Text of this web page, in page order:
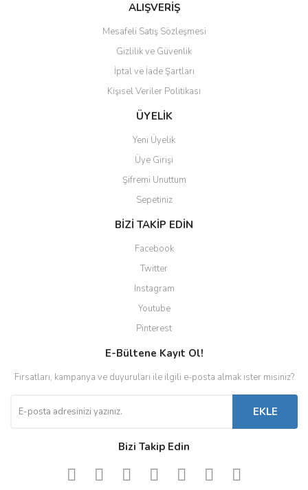
ALIŞVERİŞ
Mesafeli Satış Sözleşmesi
Gizlilik ve Güvenlik
İptal ve İade Şartları
Kişisel Veriler Politikası
ÜYELİK
Yeni Üyelik
Üye Girişi
Şifremi Unuttum
Sepetiniz
BİZİ TAKİP EDİN
Facebook
Twitter
Instagram
Youtube
Pinterest
E-Bültene Kayıt Ol!
Fırsatları, kampanya ve duyuruları ile ilgili e-posta almak ister misiniz?
EKLE
Bizi Takip Edin